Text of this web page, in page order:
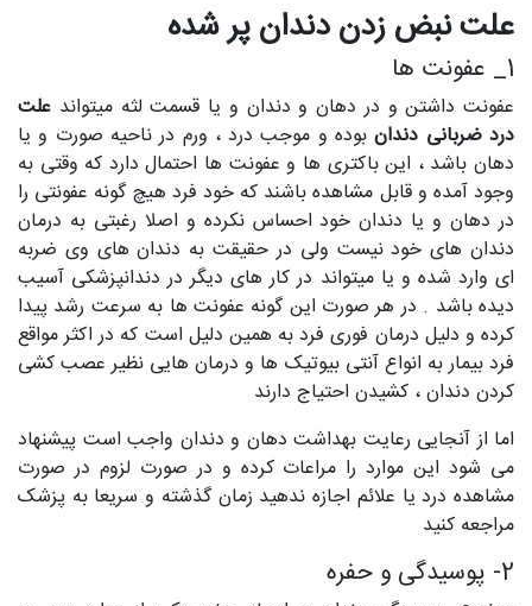
علت نبض زدن دندان پر شده
1_ عفونت ها
عفونت داشتن و در دهان و دندان و یا قسمت لثه میتواند علت
درد ضربانی دندان بوده و موجب درد ، ورم در ناحیه صورت و یا
دهان باشد ، این باکتری ها و عفونت ها احتمال دارد که وقتی به
وجود آمده و قابل مشاهده باشند که خود فرد هیچ گونه عفونتی را
در دهان و یا دندان خود احساس نکرده و اصلا رغبتی به درمان
دندان های خود نیست ولی در حقیقت به دندان های وی ضربه
ای وارد شده و یا میتواند در کار های دیگر در دندانپزشکی آسیب
دیده باشد . در هر صورت این گونه عفونت ها به سرعت رشد پیدا
کرده و دلیل درمان فوری فرد به همین دلیل است که در اکثر مواقع
فرد بیمار به انواع آنتی بیوتیک ها و درمان هایی نظیر عصب کشی
کردن دندان ، کشیدن احتیاج دارند
اما از آنجایی رعایت بهداشت دهان و دندان واجب است پیشنهاد
می شود این موارد را مراعات کرده و در صورت لزوم در صورت
مشاهده درد یا علائم اجازه ندهید زمان گذشته و سریعا به پزشک
مراجعه کنید
2- پوسیدگی و حفره